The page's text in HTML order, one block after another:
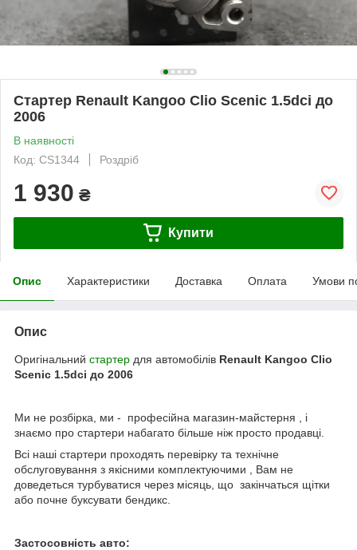
Стартер Renault Kangoo Clio Scenic 1.5dci до
2006
В наявності
Код: CS1344
Роздріб
1 930 ₴
Купити
Опис Характеристики Доставка Оплата Умови
Опис
Оригінальний стартер для автомобілів Renault Kangoo Clio
Scenic 1.5dci до 2006
Ми не розбірка, ми - професійна магазин-майстерня , і
знаємо про стартери набагато більше ніж просто продавці.
Всі наші стартери проходять перевірку та технічне
обслуговування з якісними комплектуючими , Вам не
доведеться турбуватися через місяць, що закінчаться щітки
або почне буксувати бендикс.
Застосовність авто: